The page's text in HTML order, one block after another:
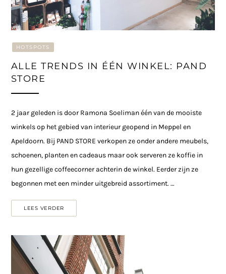
HOTSPOTS
ALLE TRENDS IN ÉÉN WINKEL: PAND
STORE
2 jaar geleden is door Ramona Soeliman één van de mooiste
winkels op het gebied van interieur geopend in Meppel en
Apeldoorn. Bij PAND STORE verkopen ze onder andere meubels,
schoenen, planten en cadeaus maar ook serveren ze koffie in
hun gezellige coffeecorner achterin de winkel. Eerder zijn ze
begonnen met een minder uitgebreid assortiment. …
LEES VERDER